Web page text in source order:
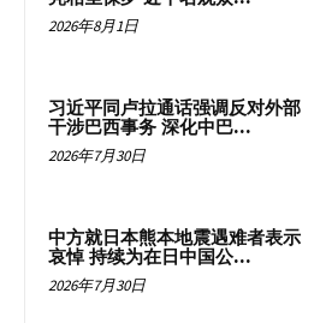
2026年8月1日
习近平同卢拉通话强调反对外部
干涉巴西事务 深化中巴...
2026年7月30日
中方就日本熊本地震遇难者表示
哀悼 持续为在日中国公...
2026年7月30日